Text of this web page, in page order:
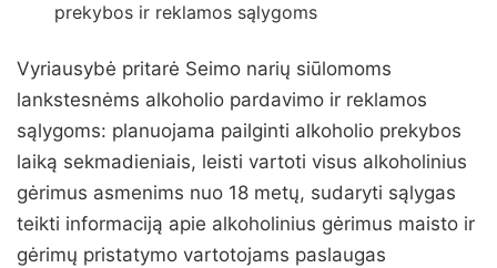
prekybos ir reklamos sąlygoms
Vyriausybė pritarė Seimo narių siūlomoms
lankstesnėms alkoholio pardavimo ir reklamos
sąlygoms: planuojama pailginti alkoholio prekybos
laiką sekmadieniais, leisti vartoti visus alkoholinius
gėrimus asmenims nuo 18 metų, sudaryti sąlygas
teikti informaciją apie alkoholinius gėrimus maisto ir
gėrimų pristatymo vartotojams paslaugas